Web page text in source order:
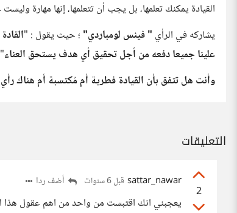
القيادة يمكنك تعلمها، بل يجب أن تتعلمها، إنها مهارة
يشاركه في الرأي " فينس لومباردي" ؛ حيث يقول : "
علينا جميعا دفعه من أجل تحقيق أي هدف يستحق العناء
وأنت هل تتفق بأن القيادة فطرية أم مُكتسبة أم هناك
التعليقات
2
sattar_nawar قبل 6 سنوات أضف ردا
يعجبني انك اقتبست من واحد من اهم عقول هذا